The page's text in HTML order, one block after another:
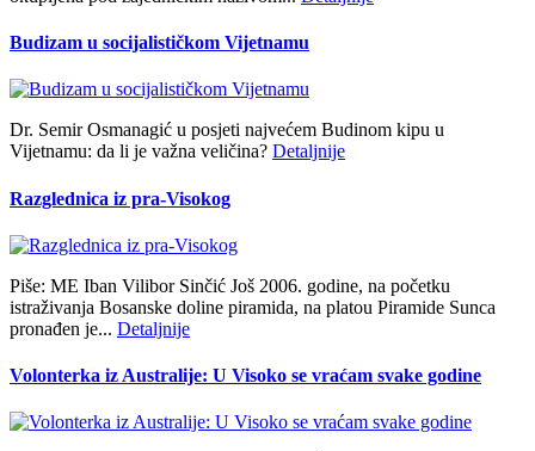
Budizam u socijalističkom Vijetnamu
Dr. Semir Osmanagić u posjeti najvećem Budinom kipu u
Vijetnamu: da li je važna veličina? Detaljnije
Razglednica iz pra-Visokog
Piše: ME Iban Vilibor Sinčić Još 2006. godine, na početku
istraživanja Bosanske doline piramida, na platou Piramide Sunca
pronađen je... Detaljnije
Volonterka iz Australije: U Visoko se vraćam svake godine